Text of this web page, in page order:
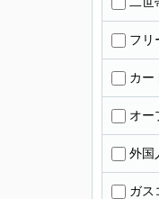
フリ
カー
オー
外国
ガス